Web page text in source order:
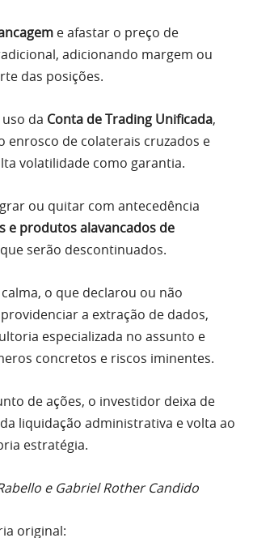
e afastar o preço de
adicionando margem ou
das posições.
da Conta de Trading Unificada,
enrosco de colaterais cruzados e
volatilidade como garantia.
ou quitar com antecedência
e produtos alavancados de
que serão descontinuados.
o que declarou ou não
a extração de dados,
especializada no assunto e
concretos e riscos iminentes.
de ações, o investidor deixa de
liquidação administrativa e volta ao
estratégia.
e Gabriel Rother Candido
original: